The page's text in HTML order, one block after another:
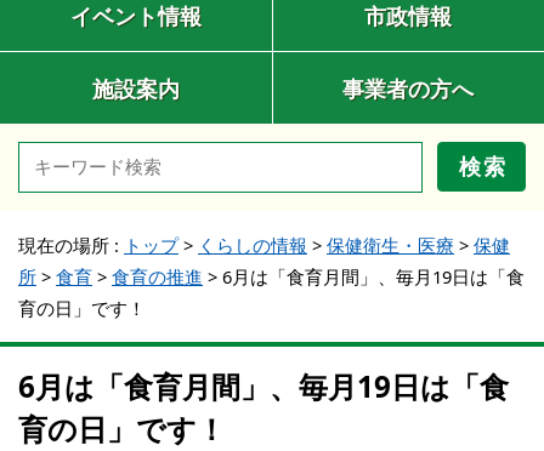
イベント情報 市政情報
施設案内 事業者の方へ
検索
現在の場所 : トップ> くらしの情報 > 保健衛生・医療 > 保健
所 > 食育 > 食育の推進 > 6月は「食育月間」、毎月19日は「食
育の日」です！
6月は「食育月間」、毎月19日は「食
育の日」です！